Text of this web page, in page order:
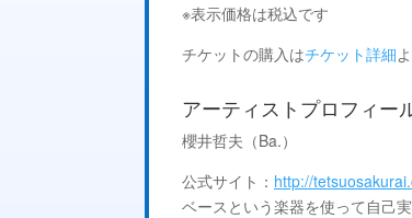
※表示価格は税込です
チケットの購入はチケット詳細
アーティストプロフィー
櫻井哲夫（Ba.）
公式サイト： http://
ベースという楽器を使って自己